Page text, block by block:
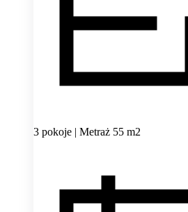
3 pokoje | Metraż 55 m2